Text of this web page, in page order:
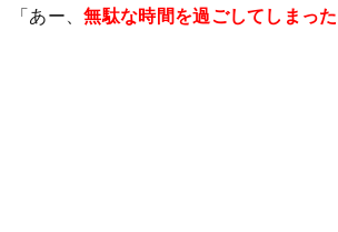
「あー、無駄な時間を過ごしてしまった